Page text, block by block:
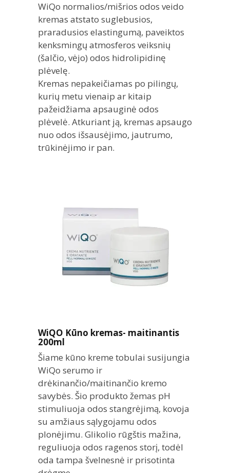
WiQo normalios/mišrios odos veido
kremas atstato suglebusios,
praradusios elastingumą, paveiktos
kenksmingų atmosferos veiksnių
(šalčio, vėjo) odos hidrolipidinę
plėvelę.
Kremas nepakeičiamas po pilingų,
kurių metu vienaip ar kitaip
pažeidžiama apsauginė odos
plėvelė. Atkuriant ją, kremas apsaugo
nuo odos išsausėjimo, jautrumo,
trūkinėjimo ir pan.
WiQO Kūno kremas- maitinantis
200ml
Šiame kūno kreme tobulai susijungia
WiQo serumo ir
drėkinančio/maitinančio kremo
savybės. Šio produkto žemas pH
stimuliuoja odos stangrėjimą, kovoja
su amžiaus sąlygojamu odos
plonėjimu. Glikolio rūgštis mažina,
reguliuoja odos ragenos storį, todėl
oda tampa švelnesnė ir prisotinta